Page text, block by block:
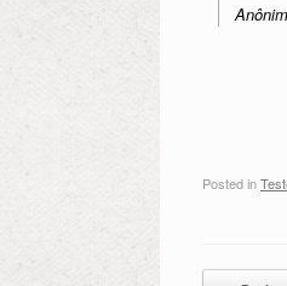
Posted in
Post